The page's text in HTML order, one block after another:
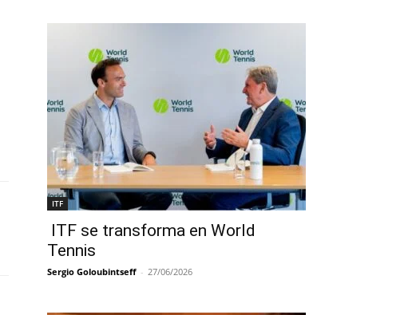
ITF
ITF se transforma en World
Tennis
Sergio Goloubintseff - 27/06/2026